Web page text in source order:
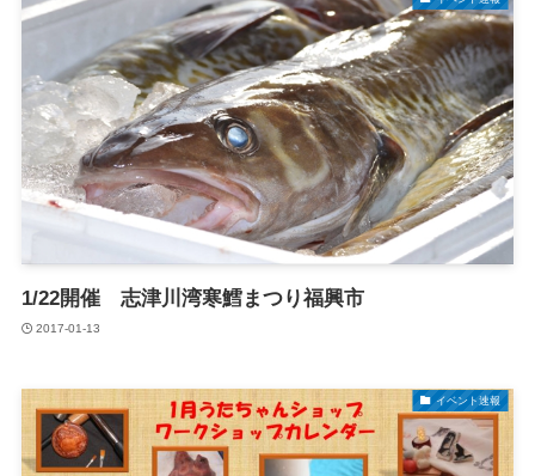
1/22開催 志津川湾寒鱈まつり福興市
2017-01-13
イベント速報